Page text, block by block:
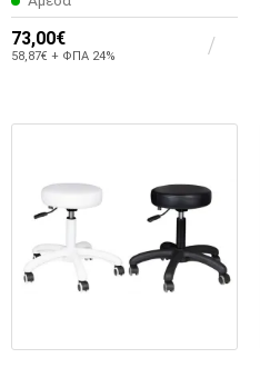
73,00€
58,87€ + ΦΠΑ 24%